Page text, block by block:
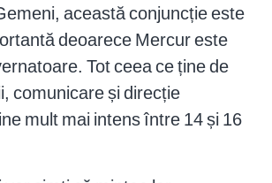
această conjuncție este
deoarece Mercur este
Tot ceea ce ține de
comunicare și direcție
mult mai intens între 14 și 16